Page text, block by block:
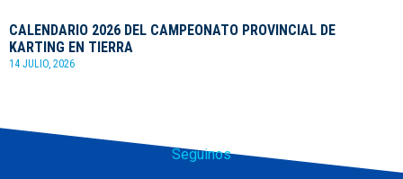
CALENDARIO 2026 DEL CAMPEONATO PROVINCIAL DE
KARTING EN TIERRA
14 JULIO, 2026
Seguinos